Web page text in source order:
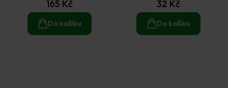
165 Kč
Do košíku
32 Kč
Do košíku